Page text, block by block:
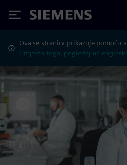
Siemens
Ova se stranica prikazuje pomoću
Umjesto toga, pogledaj na